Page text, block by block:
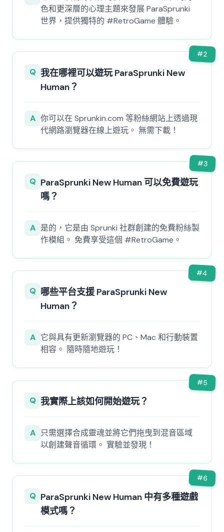
色和更深層的心理主題來發展 ParaSprunki
世界，提供獨特的 #RetroGame 體驗。
#2
Q 我在哪裡可以遊玩 ParaSprunki New
Human？
A 你可以在 Sprunkin.com 等粉絲網站上透過現
代網路瀏覽器在線上遊玩。 無需下載！
#3
Q ParaSprunki New Human 可以免費遊玩
嗎？
A 是的，它是由 Sprunki 社群創建的免費粉絲製
作模組。 免費享受這個 #RetroGame。
#4
Q 哪些平台支援 ParaSprunki New
Human？
A 它與具有更新瀏覽器的 PC、Mac 和行動裝置
相容。 隨時隨地遊玩！
#5
Q 我實際上該如何開始遊玩？
A 只需選擇合成靈魂並將它們拖曳到混音區域
以創建聲音循環。 實驗並發現！
#6
Q ParaSprunki New Human 中有多種遊戲
模式嗎？